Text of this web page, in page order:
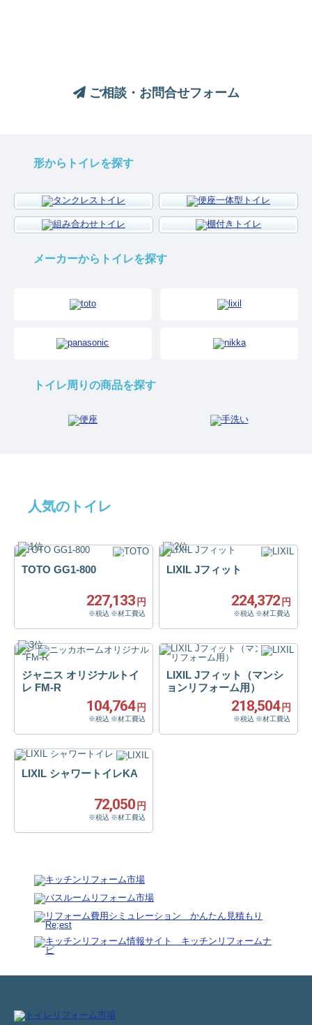
ご相談・お問合せフォーム
形からトイレを探す
メーカーからトイレを探す
トイレ周りの商品を探す
人気のトイレ
TOTO GG1-800
227,133円
※税込 ※材工費込
LIXIL Jフィット
224,372円
※税込 ※材工費込
ジャニス オリジナルトイ
レ FM-R
104,764円
※税込 ※材工費込
LIXIL Jフィット（マンシ
ョンリフォーム用）
218,504円
※税込 ※材工費込
LIXIL シャワートイレKA
72,050円
※税込 ※材工費込